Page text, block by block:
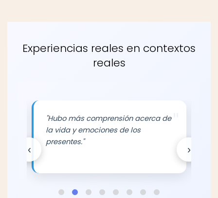
Experiencias reales en contextos
reales
‹ ›
"Hubo más comprensión acerca de
la vida y emociones de los
presentes."